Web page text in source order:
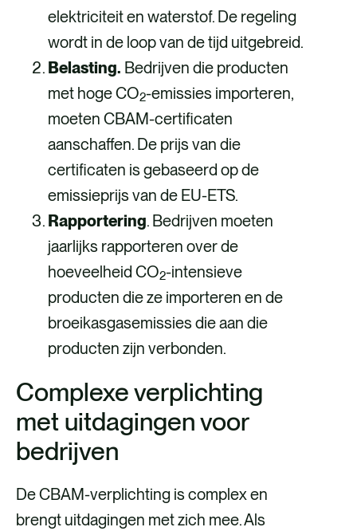
elektriciteit en waterstof. De regeling
wordt in de loop van de tijd uitgebreid.
Belasting. Bedrijven die producten
met hoge CO2-emissies importeren,
moeten CBAM-certificaten
aanschaffen. De prijs van die
certificaten is gebaseerd op de
emissieprijs van de EU-ETS.
Rapportering. Bedrijven moeten
jaarlijks rapporteren over de
hoeveelheid CO2-intensieve
producten die ze importeren en de
broeikasgasemissies die aan die
producten zijn verbonden.
Complexe verplichting
met uitdagingen voor
bedrijven
De CBAM-verplichting is complex en
brengt uitdagingen met zich mee. Als